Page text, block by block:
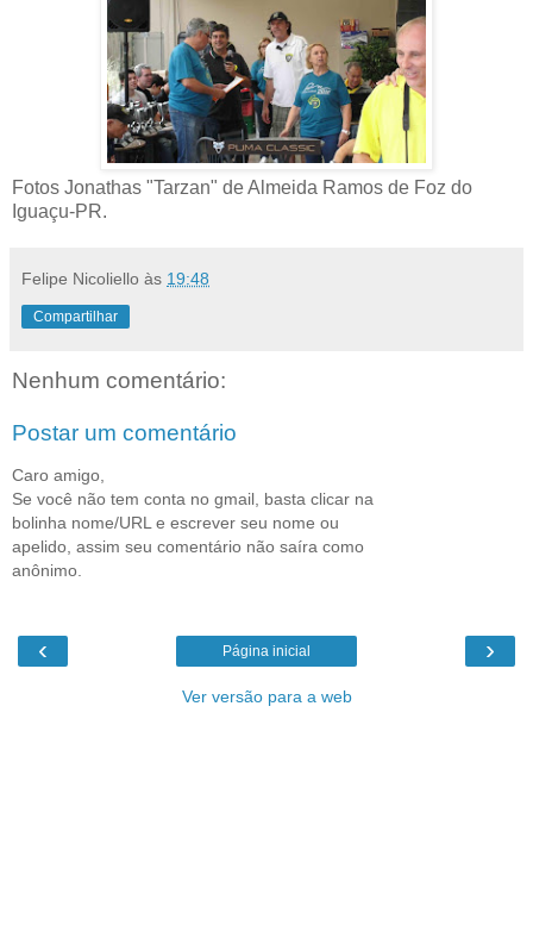
Fotos Jonathas "Tarzan" de Almeida Ramos de Foz do
Iguaçu-PR.
Felipe Nicoliello às 19:48
Compartilhar
Nenhum comentário:
Postar um comentário
Caro amigo,
Se você não tem conta no gmail, basta clicar na
bolinha nome/URL e escrever seu nome ou
apelido, assim seu comentário não saíra como
anônimo.
‹ ›
Página inicial
Ver versão para a web